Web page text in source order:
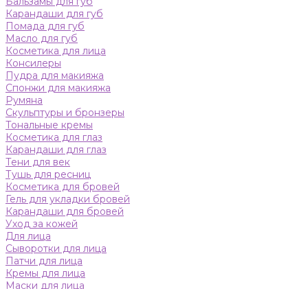
Карандаши для губ
Помада для губ
Масло для губ
Косметика для лица
Консилеры
Пудра для макияжа
Спонжи для макияжа
Румяна
Скульптуры и бронзеры
Тональные кремы
Косметика для глаз
Карандаши для глаз
Тени для век
Тушь для ресниц
Косметика для бровей
Гель для укладки бровей
Карандаши для бровей
Уход за кожей
Для лица
Сыворотки для лица
Патчи для лица
Кремы для лица
Маски для лица